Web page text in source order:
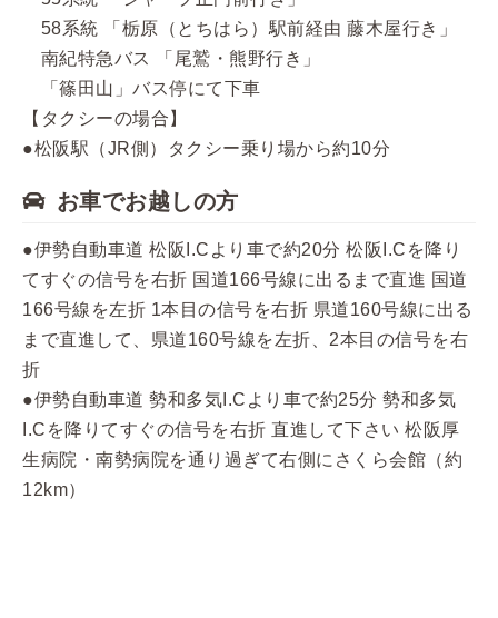
58系統 「栃原（とちはら）駅前経由 藤木屋行き」
南紀特急バス 「尾鷲・熊野行き」
「篠田山」バス停にて下車
【タクシーの場合】
●松阪駅（JR側）タクシー乗り場から約10分
お車でお越しの方
●伊勢自動車道 松阪I.Cより車で約20分 松阪I.Cを降り
てすぐの信号を右折 国道166号線に出るまで直進 国道
166号線を左折 1本目の信号を右折 県道160号線に出る
まで直進して、県道160号線を左折、2本目の信号を右
折
●伊勢自動車道 勢和多気I.Cより車で約25分 勢和多気
I.Cを降りてすぐの信号を右折 直進して下さい 松阪厚
生病院・南勢病院を通り過ぎて右側にさくら会館（約
12km）